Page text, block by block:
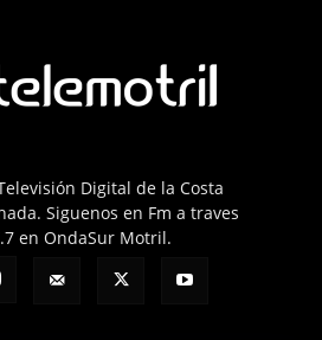
Digital de la Costa
Siguenos en Fm a traves
en OndaSur Motril.